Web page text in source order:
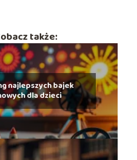
także:
najlepszych bajek
dla dzieci